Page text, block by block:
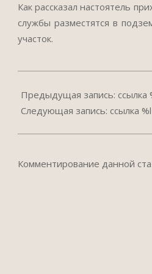
Как рассказал настоятель
службы разместятся в
участок.
07-
09
Предыдущая запись: ссылка
Следующая запись: ссылка %l
Комментирование данной